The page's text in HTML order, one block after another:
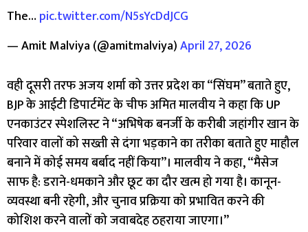
The… pic.twitter.com/N5sYcDdJCG
— Amit Malviya (@amitmalviya)April 27, 2026
वही दूसरी तरफ अजय शर्मा को उत्तर प्रदेश का “सिंघम” बताते हुए,
BJP के आईटी डिपार्टमेंट के चीफ अमित मालवीय ने कहा कि UP
एनकाउंटर स्पेशलिस्ट ने “अभिषेक बनर्जी के करीबी जहांगीर खान के
परिवार वालों को सख्ती से दंगा भड़काने का तरीका बताते हुए माहौल
बनाने में कोई समय बर्बाद नहीं किया”। मालवीय ने कहा, “मैसेज
साफ है: डराने-धमकाने और छूट का दौर खत्म हो गया है। कानून-
व्यवस्था बनी रहेगी, और चुनाव प्रक्रिया को प्रभावित करने की
कोशिश करने वालों को जवाबदेह ठहराया जाएगा।”